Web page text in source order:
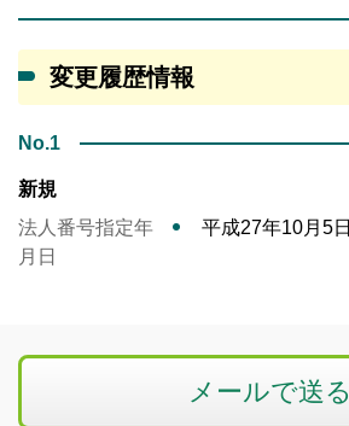
変更履歴情報
No.1
新規
法人番号指定年
月日
平成27年10月5日
メールで送る